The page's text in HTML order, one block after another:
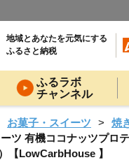
地域とあなたを元気にする
ふるさと納税
ふるラボ
チャンネル
お菓子・スイーツ
焼
ツ 有機ココナッツプロ
【LowCarbHouse 】